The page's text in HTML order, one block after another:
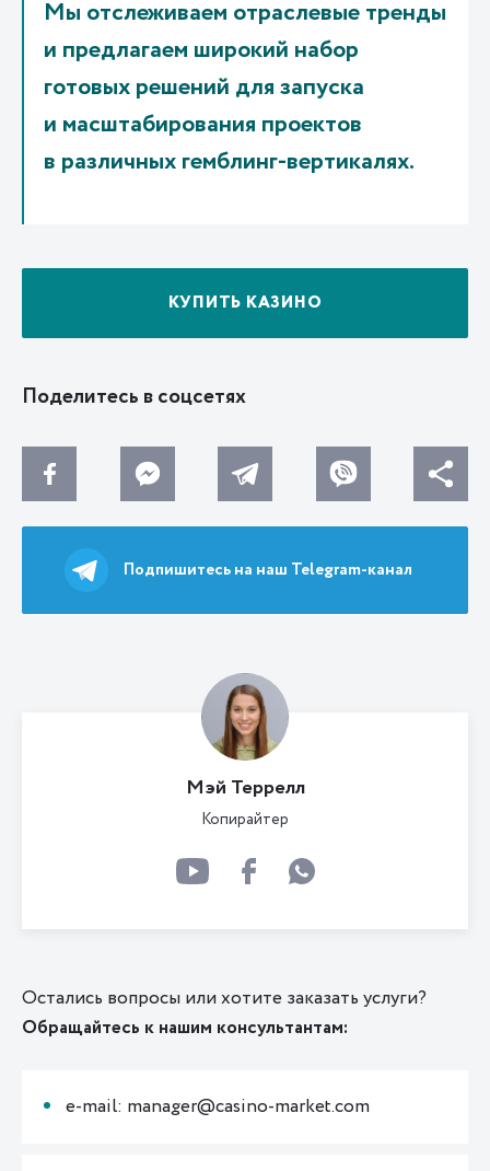
Мы отслеживаем отраслевые тренды
и предлагаем широкий набор
готовых решений для запуска
и масштабирования проектов
в различных гемблинг-вертикалях.
КУПИТЬ КАЗИНО
Поделитесь в соцсетях
Подпишитесь на наш Telegram-канал
Мэй Террелл
Копирайтер
Остались вопросы или хотите заказать услуги?
Обращайтесь к нашим консультантам:
e-mail: manager@casino-market.com